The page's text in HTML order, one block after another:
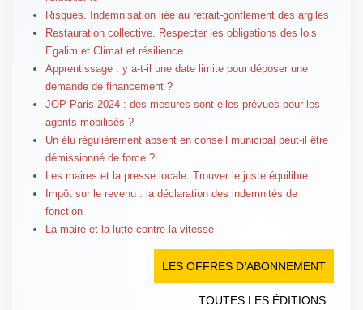
Risques. Indemnisation liée au retrait-gonflement des argiles
Restauration collective. Respecter les obligations des lois
Egalim et Climat et résilience
Apprentissage : y a-t-il une date limite pour déposer une
demande de financement ?
JOP Paris 2024 : des mesures sont-elles prévues pour les
agents mobilisés ?
Un élu régulièrement absent en conseil municipal peut-il être
démissionné de force ?
Les maires et la presse locale. Trouver le juste équilibre
Impôt sur le revenu : la déclaration des indemnités de
fonction
La maire et la lutte contre la vitesse
LES OFFRES D’ABONNEMENT
TOUTES LES ÉDITIONS